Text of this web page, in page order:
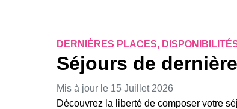
DERNIÈRES PLACES,
Séjours de
Mis à jour le 15 Juillet 2026
Découvrez la liberté de composer votre